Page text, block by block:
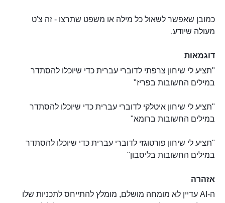
כמובן שאפשר לשאול כל מילה או משפט שתרצו - זה צ'ט
מעולה שיודע.
דוגמאות
"תציע לי שיחון צרפתי לדוברי עברית כדי שיוכלו להסתדר
במילים החשובות בפריז"
"תציע לי שיחון איטלקי לדוברי עברית כדי שיוכלו להסתדר
במילים החשובות ברומא"
"תציע לי שיחון פורטוגזי לדוברי עברית כדי שיוכלו להסתדר
במילים החשובות בליסבון"
אזהרה
ה-AI עדיין לא מומחה מושלם, מומלץ להתייחס לתכניות שלו